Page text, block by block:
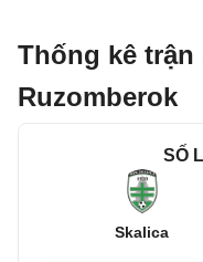
Thống kê trận
Ruzomberok
SỐ
Skalica